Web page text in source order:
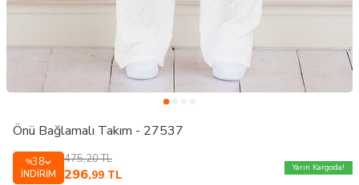
Önü Bağlamalı Takım - 27537
%38
İNDIRIM
475,20TL
296,99 TL
Yarın Kargoda!